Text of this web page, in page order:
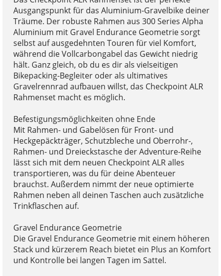
Ausgangspunkt für das Aluminium-Gravelbike deiner
Träume. Der robuste Rahmen aus 300 Series Alpha
Aluminium mit Gravel Endurance Geometrie sorgt
selbst auf ausgedehnten Touren für viel Komfort,
während die Vollcarbongabel das Gewicht niedrig
hält. Ganz gleich, ob du es dir als vielseitigen
Bikepacking-Begleiter oder als ultimatives
Gravelrennrad aufbauen willst, das Checkpoint ALR
Rahmenset macht es möglich.
Befestigungsmöglichkeiten ohne Ende
Mit Rahmen- und Gabelösen für Front- und
Heckgepäckträger, Schutzbleche und Oberrohr-,
Rahmen- und Dreieckstasche der Adventure-Reihe
lässt sich mit dem neuen Checkpoint ALR alles
transportieren, was du für deine Abenteuer
brauchst. Außerdem nimmt der neue optimierte
Rahmen neben all deinen Taschen auch zusätzliche
Trinkflaschen auf.
Gravel Endurance Geometrie
Die Gravel Endurance Geometrie mit einem höheren
Stack und kürzerem Reach bietet ein Plus an Komfort
und Kontrolle bei langen Tagen im Sattel.